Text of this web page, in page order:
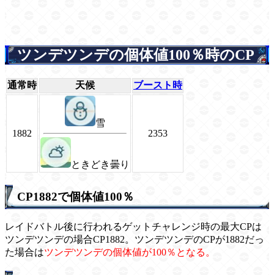
ツンデツンデの個体値100％時のCP
通常時 天候 ブースト時
1882
雪
ときどき曇り
2353
CP1882で個体値100％
レイドバトル後に行われるゲットチャレンジ時の最大CPは
ツンデツンデの場合CP1882。ツンデツンデのCPが1882だっ
た場合はツンデツンデの個体値が100％となる。